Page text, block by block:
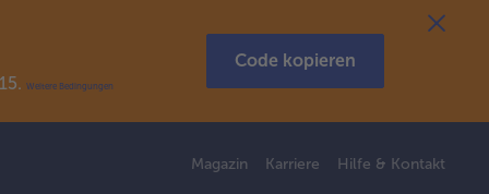
Weitere Bedingungen
Code kopieren
Magazin Karriere Hilfe & Kontakt